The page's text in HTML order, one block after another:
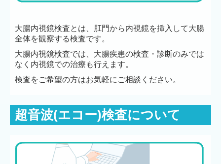
大腸内視鏡検査とは、肛門から内視鏡を挿入して大腸
全体を観察する検査です。
大腸内視鏡検査では、大腸疾患の検査・診断のみでは
なく内視鏡での治療も行えます。
検査をご希望の方はお気軽にご相談ください。
超音波(エコー)検査について